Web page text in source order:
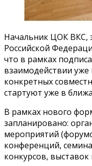
Начальник ЦОК ВКС,
Российской
что в рамках
взаимодействии уже
конкретных
стартуют уже в
В рамках нового
запланировано:
мероприятий
конференций,
конкурсов, выставок